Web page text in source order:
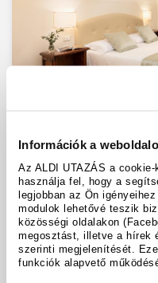
Információk a
Az ALDI UTAZÁS a
használja fel, hogy a
legjobban az Ön
modulok lehetővé teszik
közösségi oldalakon
megosztást, illetve a hírek
szerinti megjelenítését.
funkciók alapvető
Cimabue
Szobafoglalás:2 felnőtt
Ellátás:reggeli
1x kétágyas szoba